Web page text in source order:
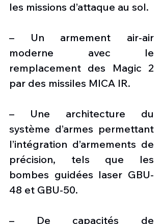
les missions d’attaque au sol.
– Un armement air-air
moderne avec le
remplacement des Magic 2
par des missiles MICA IR.
– Une architecture du
système d’armes permettant
l’intégration d’armements de
précision, tels que les
bombes guidées laser GBU-
48 et GBU-50.
– De capacités de